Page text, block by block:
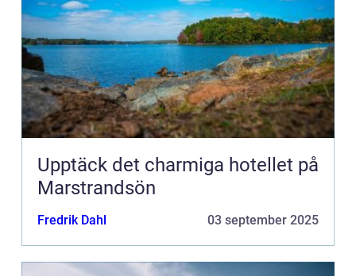
Upptäck det charmiga hotellet på
Marstrandsön
Fredrik Dahl 03 september 2025